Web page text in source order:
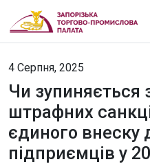
4 Серпня, 2025
Чи зупиняється
штрафних
єдиного внеску
підприємців у